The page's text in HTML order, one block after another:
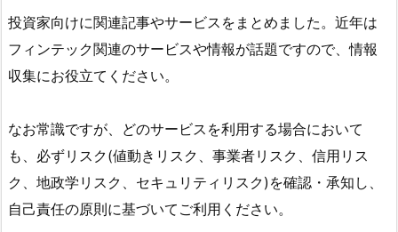
投資家向けに関連記事やサービスをまとめました。近年は
フィンテック関連のサービスや情報が話題ですので、情報
収集にお役立てください。
なお常識ですが、どのサービスを利用する場合において
も、必ずリスク(値動きリスク、事業者リスク、信用リス
ク、地政学リスク、セキュリティリスク)を確認・承知し、
自己責任の原則に基づいてご利用ください。